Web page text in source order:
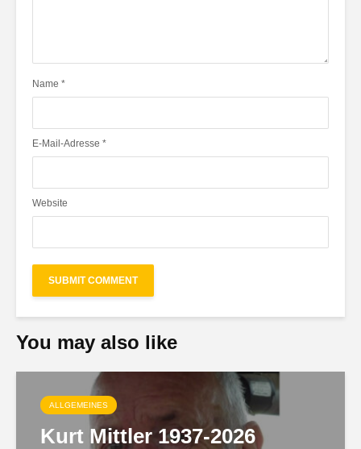
Name *
E-Mail-Adresse *
Website
You may also like
ALLGEMEINES
Kurt Mittler 1937-2026